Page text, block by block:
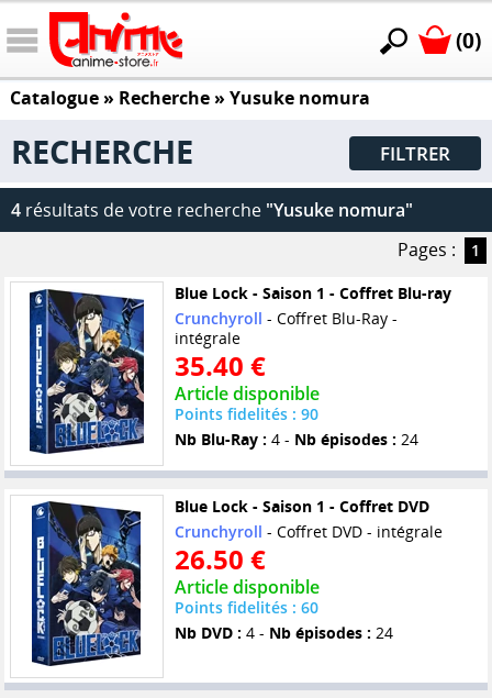
(0)
Catalogue» Recherche » Yusuke nomura
RECHERCHE FILTRER
4 résultats de votre recherche "Yusuke nomura"
Pages :
1
Blue Lock - Saison 1 - Coffret Blu-ray
Crunchyroll - Coffret Blu-Ray -
intégrale
35.40 €
Article disponible
Points fidelités : 90
Nb Blu-Ray : 4 - Nb épisodes : 24
Blue Lock - Saison 1 - Coffret DVD
Crunchyroll - Coffret DVD - intégrale
26.50 €
Article disponible
Points fidelités : 60
Nb DVD : 4 - Nb épisodes : 24